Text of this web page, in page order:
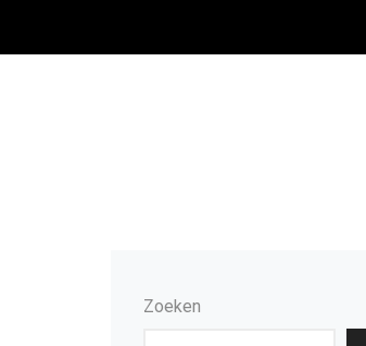
Zoeken